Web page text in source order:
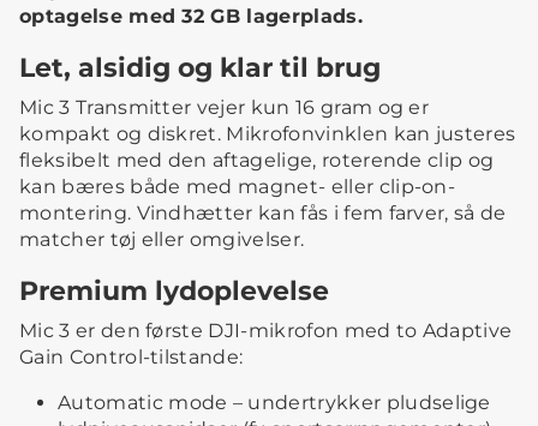
optagelse med 32 GB lagerplads.
Let, alsidig og klar til brug
Mic 3 Transmitter vejer kun 16 gram og er
kompakt og diskret. Mikrofonvinklen kan justeres
fleksibelt med den aftagelige, roterende clip og
kan bæres både med magnet- eller clip-on-
montering. Vindhætter kan fås i fem farver, så de
matcher tøj eller omgivelser.
Premium lydoplevelse
Mic 3 er den første DJI-mikrofon med to Adaptive
Gain Control-tilstande:
Automatic mode – undertrykker pludselige